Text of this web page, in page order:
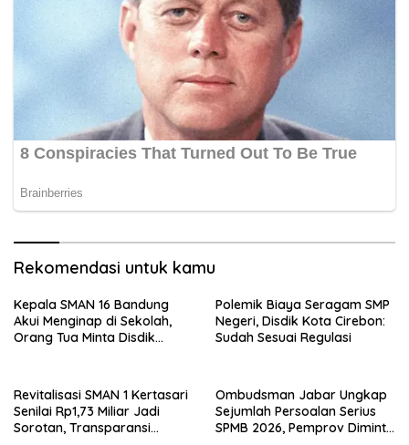
Rekomendasi untuk kamu
Kepala SMAN 16 Bandung
Akui Menginap di Sekolah,
Orang Tua Minta Disdik
Polemik Biaya Seragam SMP
Negeri, Disdik Kota Cirebon:
Sudah Sesuai Regulasi
Revitalisasi SMAN 1 Kertasari
Senilai Rp1,73 Miliar Jadi
Sorotan, Transparansi
Ombudsman Jabar Ungkap
Sejumlah Persoalan Serius
SPMB 2026, Pemprov Diminta